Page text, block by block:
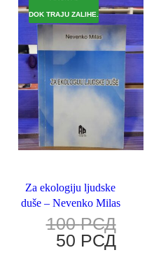
DOK TRAJU ZALIHE.
Za ekologiju ljudske
duše – Nevenko Milas
100РСД
50 РСД